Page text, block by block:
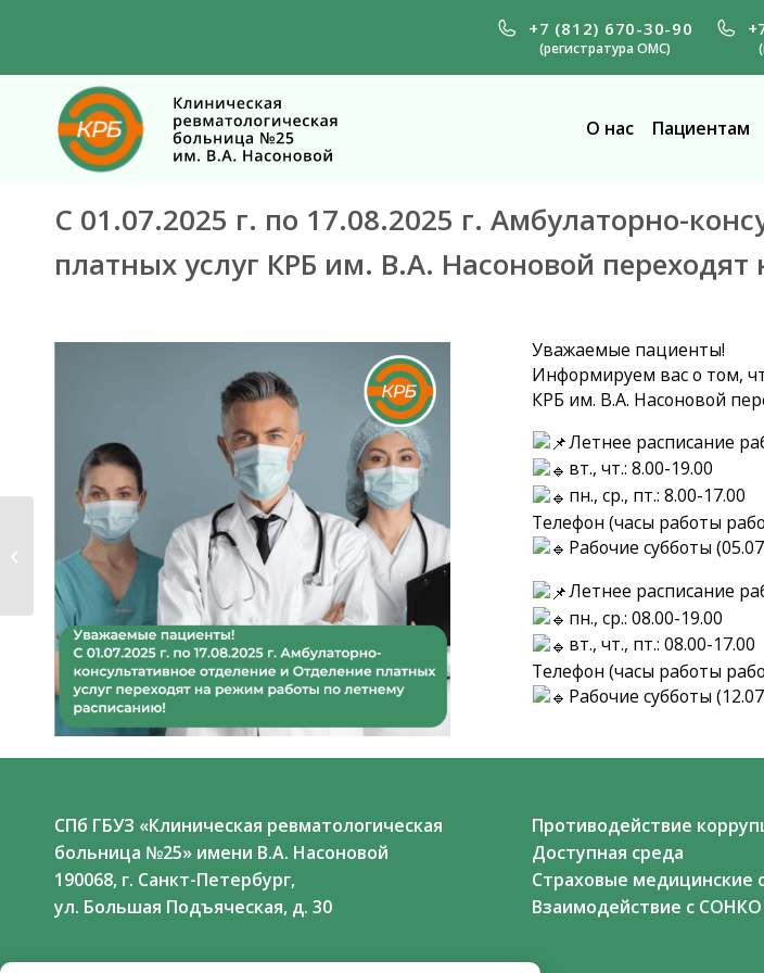
+7 (812) 670-30-90
(регистратура ОМС)
О нас Пациентам
С 01.07.2025 г. по 17.08.2025 г. Амбулаторно-
платных услуг КРБ им. В.А. Насоновой
️Уважаемые пациенты!
Информируем вас о том,
КРБ им. В.А. Насоновой
Летнее расписание
вт., чт.: 8.00-19.00
пн., ср., пт.: 8.00-17.00
Телефон (часы работы
Рабочие субботы
Летнее расписание
пн., ср.: 08.00-19.00
вт., чт., пт.: 08.00-17.00
Телефон (часы работы
Рабочие субботы
СПб ГБУЗ «Клиническая ревматологическая
больница №25» имени В.А. Насоновой
190068, г. Санкт-Петербург,
ул. Большая Подъяческая, д. 30
Противодействие
Доступная среда
Страховые медицинские
Взаимодействие с СОНКО
Приглашаем вас
принять участие в
Школах для...